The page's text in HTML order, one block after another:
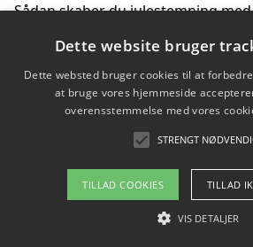
Sådan skaber du julestemning
Sådan skaber du et bæredygtigt
Copyright 2026 -
Om / kontakt
Dette website bruger
Dette websted bruger cookies til at
at bruge vores hjemmeside
overensstemmelse med vores
STRENGT
TILLAD COOKIES TILLAD
VIS DETALJER